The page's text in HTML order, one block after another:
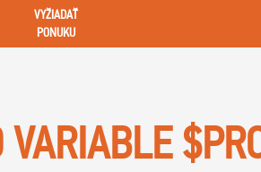
VYŽIADAŤ
PONUKU